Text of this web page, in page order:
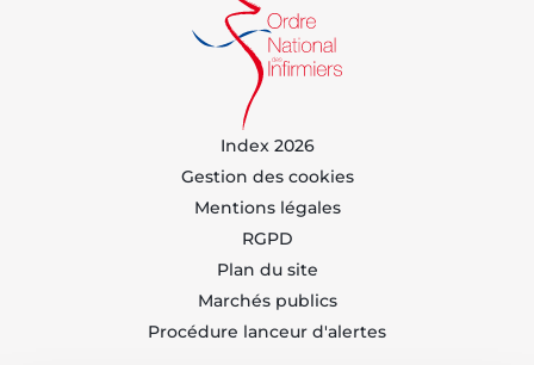
Index 2026
Gestion des cookies
Mentions légales
RGPD
Plan du site
Marchés publics
Procédure lanceur d'alertes